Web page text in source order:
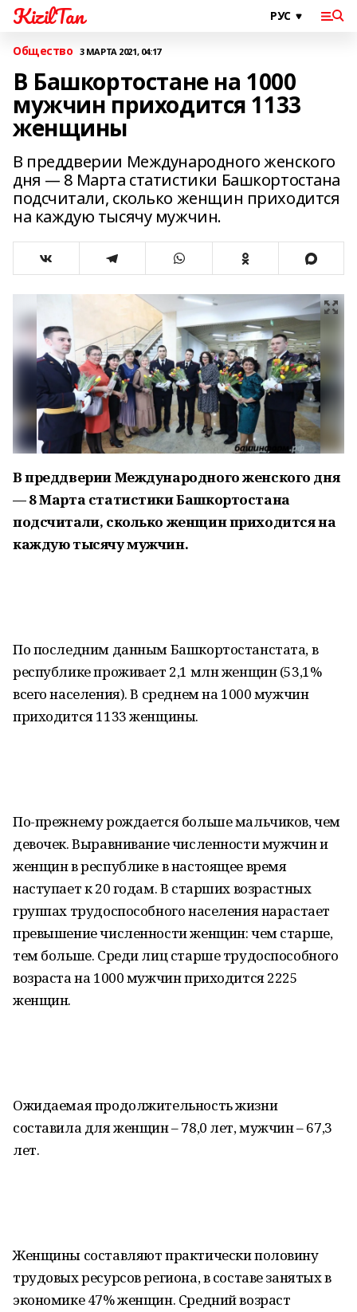
KizilTan
Общество 3 МАРТА 2021, 04:17
В Башкортостане на 1000
мужчин приходится 1133
женщины
В преддверии Международного женского
дня — 8 Марта статистики Башкортостана
подсчитали, сколько женщин приходится
на каждую тысячу мужчин.
В преддверии Международного женского дня
— 8 Марта статистики Башкортостана
подсчитали, сколько женщин приходится на
каждую тысячу мужчин.
По последним данным Башкортостанстата, в
республике проживает 2,1 млн женщин (53,1%
всего населения). В среднем на 1000 мужчин
приходится 1133 женщины.
По-прежнему рождается больше мальчиков, чем
девочек. Выравнивание численности мужчин и
женщин в республике в настоящее время
наступает к 20 годам. В старших возрастных
группах трудоспособного населения нарастает
превышение численности женщин: чем старше,
тем больше. Среди лиц старше трудоспособного
возраста на 1000 мужчин приходится 2225
женщин.
Ожидаемая продолжительность жизни
составила для женщин – 78,0 лет, мужчин – 67,3
лет.
Женщины составляют практически половину
трудовых ресурсов региона, в составе занятых в
экономике 47% женщин. Cредний возраст